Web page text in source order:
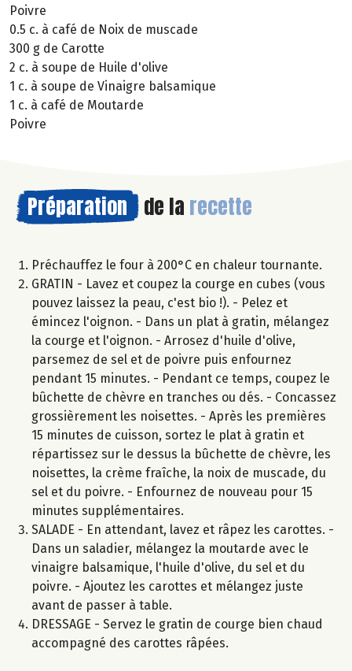
Poivre
0.5 c. à café de Noix de muscade
300 g de Carotte
2 c. à soupe de Huile d'olive
1 c. à soupe de Vinaigre balsamique
1 c. à café de Moutarde
Poivre
Préparation de la recette
Préchauffez le four à 200°C en chaleur tournante.
GRATIN - Lavez et coupez la courge en cubes (vous
pouvez laissez la peau, c'est bio !). - Pelez et
émincez l'oignon. - Dans un plat à gratin, mélangez
la courge et l'oignon. - Arrosez d'huile d'olive,
parsemez de sel et de poivre puis enfournez
pendant 15 minutes. - Pendant ce temps, coupez le
bûchette de chèvre en tranches ou dés. - Concassez
grossièrement les noisettes. - Après les premières
15 minutes de cuisson, sortez le plat à gratin et
répartissez sur le dessus la bûchette de chèvre, les
noisettes, la crème fraîche, la noix de muscade, du
sel et du poivre. - Enfournez de nouveau pour 15
minutes supplémentaires.
SALADE - En attendant, lavez et râpez les carottes. -
Dans un saladier, mélangez la moutarde avec le
vinaigre balsamique, l'huile d'olive, du sel et du
poivre. - Ajoutez les carottes et mélangez juste
avant de passer à table.
DRESSAGE - Servez le gratin de courge bien chaud
accompagné des carottes râpées.